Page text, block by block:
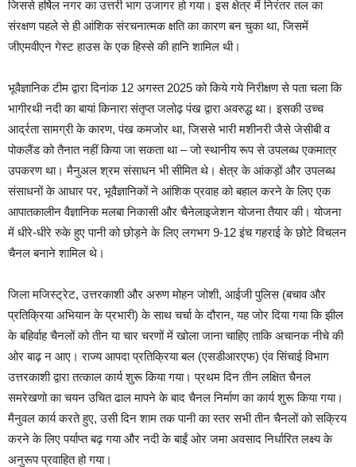
जिससे हर्षिल नगर का उत्तरी भाग उजागर हो गया। इस क्षेत्र में निरंतर तल का
संरक्षण पहले से ही आंशिक संरचनात्मक क्षति का कारण बन चुका था, जिसमें
जीएमवीएन गेस्ट हाउस के एक हिस्से की हानि शामिल थी।
भूवैज्ञानिक टीम द्वारा दिनांक 12 अगस्त 2025 को किये गये निरीक्षण से पता चला कि
भागीरथी नदी का बायां किनारा संतृप्त जलोढ़ पंख द्वारा अवरुद्ध था। इसकी उच्च
आर्द्रता सामग्री के कारण, पंख कमजोर था, जिससे भारी मशीनरी जैसे जेसीबी व
पोकलैंड को तैनात नहीं किया जा सकता था – जो स्थानीय रूप से उपलब्ध एकमात्र
उपकरण था। मैनुअल श्रम संसाधन भी सीमित थे। क्षेत्र के आंकड़ों और उपलब्ध
संसाधनों के आधार पर, भूवैज्ञानिकों ने आंशिक प्रवाह को बहाल करने के लिए एक
आपातकालीन वैज्ञानिक मलबा निकासी और चैनेलाइजेशन योजना तैयार की। योजना
में धीरे-धीरे रुके हुए पानी को छोड़ने के लिए लगभग 9-12 इंच गहराई के छोटे विचलन
चैनल बनाने शामिल थे।
जिला मजिस्ट्रेट, उत्तरकाशी और अरुण मोहन जोशी, आईजी पुलिस (बचाव और
प्रतिक्रिया अभियान के प्रभारी) के साथ चर्चा के दौरान, यह जोर दिया गया कि झील
के बहिर्वाह चैनलों को तीन या चार चरणों में खोला जाना चाहिए ताकि अचानक नीचे की
ओर बाढ़ न आए। राज्य आपदा प्रतिक्रिया बल (एसडीआरएफ) एंव सिंचाई विभाग
उत्तरकाशी द्वारा तत्काल कार्य शुरू किया गया। प्रथम दिन तीन लक्षित चैनल
समरेखणो का चयन उचित ढाल मापने के बाद चैनल निर्माण का कार्य शुरू किया गया।
मैनुवल कार्य करते हुए, उसी दिन शाम तक पानी का स्तर सभी तीन चैनलों को सक्रिय
करने के लिए पर्याप्त बढ़ गया और नदी के बाईं ओर जमा अवसाद निर्धारित लक्ष्य के
अनुरूप प्रवाहित हो गया।